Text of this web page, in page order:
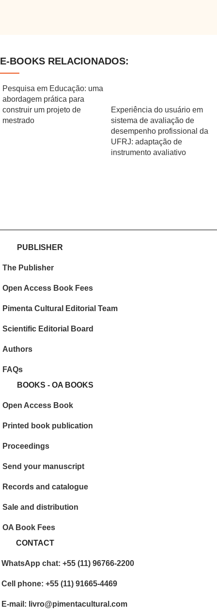
E-BOOKS RELACIONADOS:
Pesquisa em Educação: uma
abordagem prática para
construir um projeto de
mestrado
Experiência do usuário em
sistema de avaliação de
desempenho profissional da
UFRJ: adaptação de
instrumento avaliativo
PUBLISHER
The Publisher
Open Access Book Fees
Pimenta Cultural Editorial Team
Scientific Editorial Board
Authors
FAQs
BOOKS - OA BOOKS
Open Access Book
Printed book publication
Proceedings
Send your manuscript
Records and catalogue
Sale and distribution
OA Book Fees
CONTACT
WhatsApp chat: +55 (11) 96766-2200
Cell phone: +55 (11) 91665-4469
E-mail: livro@pimentacultural.com